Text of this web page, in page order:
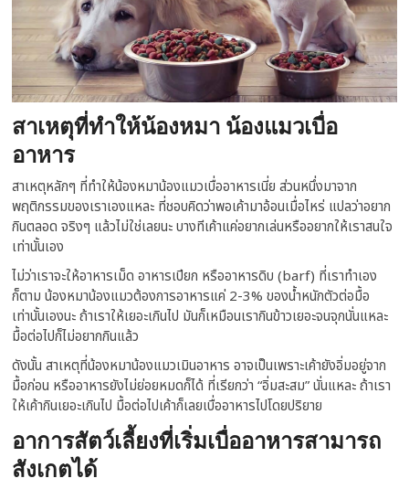
สาเหตุที่ทำให้น้องหมา น้องแมวเบื่อ
อาหาร
สาเหตุหลักๆ ที่ทำให้น้องหมาน้องแมวเบื่ออาหารเนี่ย ส่วนหนึ่งมาจาก
พฤติกรรมของเราเองแหละ ที่ชอบคิดว่าพอเค้ามาอ้อนเมื่อไหร่ แปลว่าอยาก
กินตลอด จริงๆ แล้วไม่ใช่เลยนะ บางทีเค้าแค่อยากเล่นหรืออยากให้เราสนใจ
เท่านั้นเอง
ไม่ว่าเราจะให้อาหารเม็ด อาหารเปียก หรืออาหารดิบ (barf) ที่เราทำเอง
ก็ตาม น้องหมาน้องแมวต้องการอาหารแค่ 2-3% ของน้ำหนักตัวต่อมื้อ
เท่านั้นเองนะ ถ้าเราให้เยอะเกินไป มันก็เหมือนเรากินข้าวเยอะจนจุกนั่นแหละ
มื้อต่อไปก็ไม่อยากกินแล้ว
ดังนั้น สาเหตุที่น้องหมาน้องแมวเมินอาหาร อาจเป็นเพราะเค้ายังอิ่มอยู่จาก
มื้อก่อน หรืออาหารยังไม่ย่อยหมดก็ได้ ที่เรียกว่า “อิ่มสะสม” นั่นแหละ ถ้าเรา
ให้เค้ากินเยอะเกินไป มื้อต่อไปเค้าก็เลยเบื่ออาหารไปโดยปริยาย
อาการสัตว์เลี้ยงที่เริ่มเบื่ออาหารสามารถ
สังเกตได้